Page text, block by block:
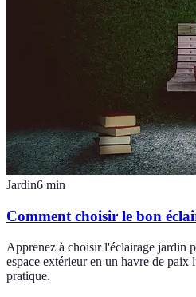
Jardin6 min
Comment choisir le bon
Apprenez à choisir l'éclairage jardin
espace extérieur en un havre de
pratique.